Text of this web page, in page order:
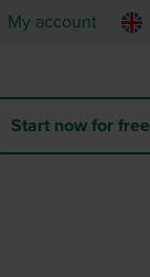
My account
Start now for free